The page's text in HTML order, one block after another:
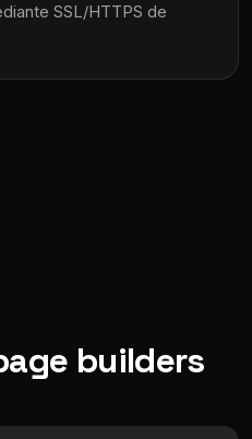
SSL/HTTPS de
builders